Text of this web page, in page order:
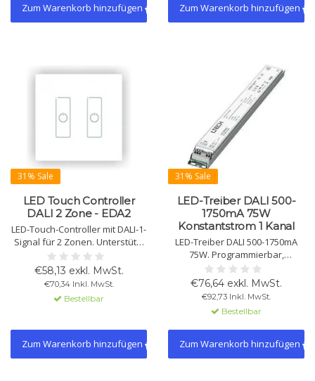
Zum Warenkorb hinzufügen Zum Warenkorb hinzufügen
31% Sale
LED Touch Controller
DALI 2 Zone - EDA2
LED-Touch-Controller mit DALI-1-
Signal für 2 Zonen. Unterstützt
Schalten, Dimmen und
verschiedene Modi.
Stromversorgung über DALI-
Bus, Unterputzmontage, IP20.
€58,13 exkl. MwSt.
€70,34 Inkl. MwSt.
Bestellbar
Zum Warenkorb hinzufügen
31% Sale
LED-Treiber DALI 500-
1750mA 75W
Konstantstrom 1 Kanal
LED-Treiber DALI 500-1750mA
75W. Programmierbar,
Konstantstrom, dimmbar (0-
100%) über DALI-2 & Push DIM.
Schutz gegen Überlast,
Überspannung und
Kurzschluss.
€76,64 exkl. MwSt.
€92,73 Inkl. MwSt.
Bestellbar
Zum Warenkorb hinzufügen